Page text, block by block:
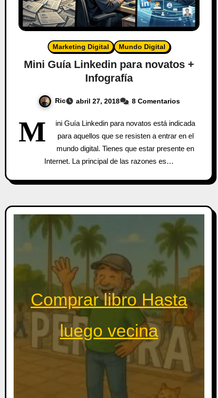
Marketing Digital Mundo Digital
Mini Guía Linkedin para novatos +
Infografía
Ric abril 27, 2018 8 Comentarios
M
ini Guía Linkedin para novatos está indicada
para aquellos que se resisten a entrar en el
mundo digital. Tienes que estar presente en
Internet. La principal de las razones es…
Comprar libro Hasta
luego vecina